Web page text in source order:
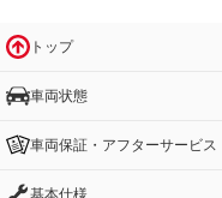
トップ
車両状態
車両保証・アフターサービス
基本仕様